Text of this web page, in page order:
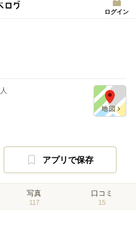
ログイン
人
アプリで保存
写真
117
口コミ
15